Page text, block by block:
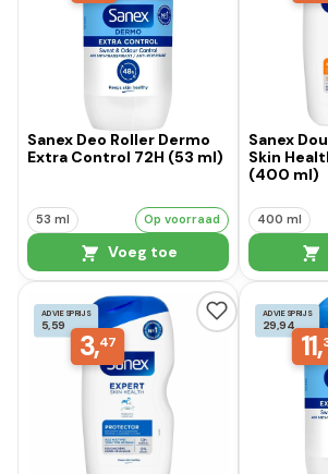
Sanex Deo Roller Dermo
Extra Control 72H (53 ml)
53 ml Op voorraad
Voeg toe
Sanex
Skin
(400 ml)
400 ml
ADVIESPRIJS
5,59
3,47
ADVIESPRIJS
29,94
11,